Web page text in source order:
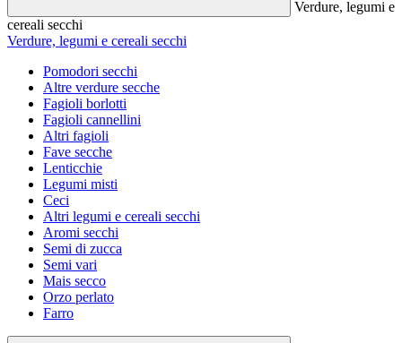
Verdure, legumi e
cereali secchi
Verdure, legumi e cereali secchi
Pomodori secchi
Altre verdure secche
Fagioli borlotti
Fagioli cannellini
Altri fagioli
Fave secche
Lenticchie
Legumi misti
Ceci
Altri legumi e cereali secchi
Aromi secchi
Semi di zucca
Semi vari
Mais secco
Orzo perlato
Farro